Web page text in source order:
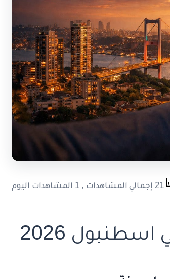
, 1 المشاهدات اليوم
2026